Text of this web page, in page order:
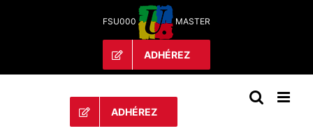
FSU000 MASTER
ADHÉREZ
ADHÉREZ